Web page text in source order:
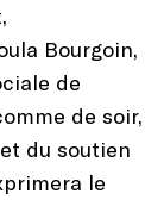
Bourgoin,
de
de soir,
du soutien
le